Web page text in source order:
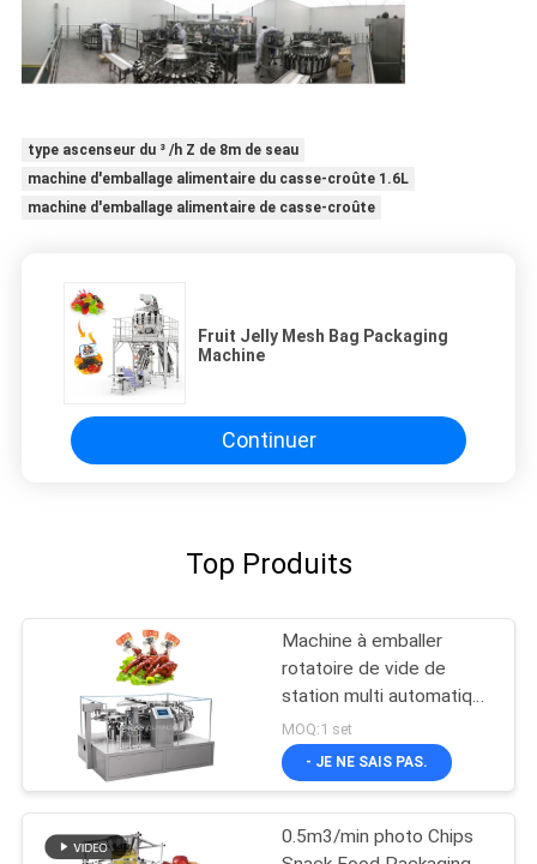
type ascenseur du ³ /h Z de 8m de seau
machine d'emballage alimentaire du casse-croûte 1.6L
machine d'emballage alimentaire de casse-croûte
Fruit Jelly Mesh Bag Packaging
Machine
Continuer
Top Produits
Machine à emballer
rotatoire de vide de
station multi automatique
pour le casse-croûte
MOQ:1 set
- JE NE SAIS PAS.
0.5m3/min photo Chips